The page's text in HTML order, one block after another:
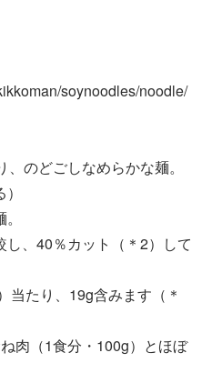
soynoodles/noodle/
のどごしなめらかな麺。
し、40％カット（＊2）して
当たり、19g含みます（＊
肉（1食分・100g）とほぼ